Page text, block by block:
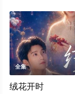
全集
绒花开时